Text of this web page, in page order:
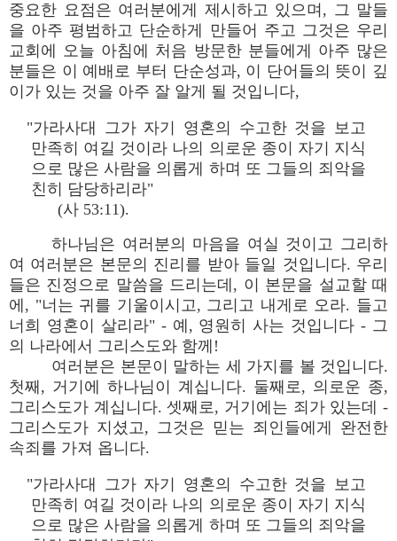
중요한 요점은 여러분에게 제시하고 있으며, 그 말들
을 아주 평범하고 단순하게 만들어 주고 그것은 우리
교회에 오늘 아침에 처음 방문한 분들에게 아주 많은
분들은 이 예배로 부터 단순성과, 이 단어들의 뜻이 깊
이가 있는 것을 아주 잘 알게 될 것입니다,
"가라사대 그가 자기 영혼의 수고한 것을 보고
만족히 여길 것이라 나의 의로운 종이 자기 지식
으로 많은 사람을 의롭게 하며 또 그들의 죄악을
친히 담당하리라"
(사 53:11).
하나님은 여러분의 마음을 여실 것이고 그리하
여 여러분은 본문의 진리를 받아 들일 것입니다. 우리
들은 진정으로 말씀을 드리는데, 이 본문을 설교할 때
에, "너는 귀를 기울이시고, 그리고 내게로 오라. 들고
너희 영혼이 살리라" - 예, 영원히 사는 것입니다 - 그
의 나라에서 그리스도와 함께!
여러분은 본문이 말하는 세 가지를 볼 것입니다.
첫째, 거기에 하나님이 계십니다. 둘째로, 의로운 종,
그리스도가 계십니다. 셋째로, 거기에는 죄가 있는데 -
그리스도가 지셨고, 그것은 믿는 죄인들에게 완전한
속죄를 가져 옵니다.
"가라사대 그가 자기 영혼의 수고한 것을 보고
만족히 여길 것이라 나의 의로운 종이 자기 지식
으로 많은 사람을 의롭게 하며 또 그들의 죄악을